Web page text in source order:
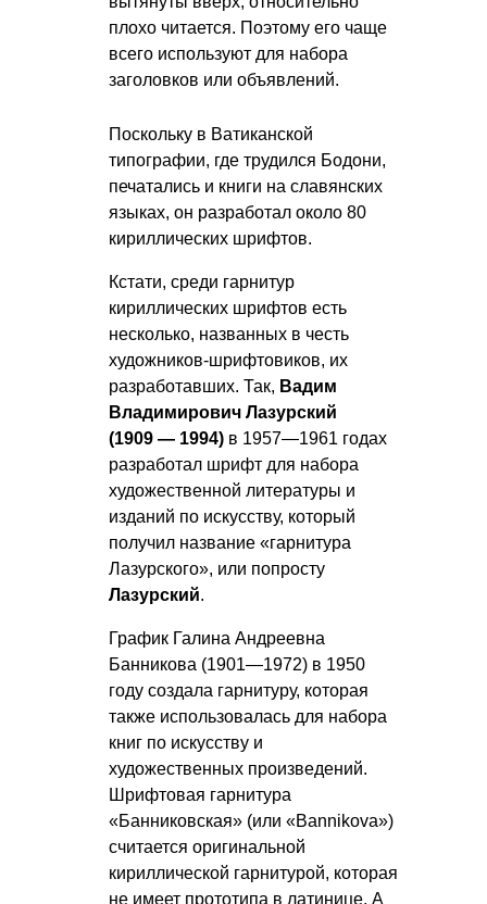
плохо читается. Поэтому его чаще
всего используют для набора
заголовков или объявлений.
Поскольку в Ватиканской
типографии, где трудился Бодони,
печатались и книги на славянских
языках, он разработал около 80
кириллических шрифтов.
Кстати, среди гарнитур
кириллических шрифтов есть
несколько, названных в честь
художников-шрифтовиков, их
разработавших. Так, Вадим
Владимирович Лазурский
(1909 — 1994) в 1957—1961 годах
разработал шрифт для набора
художественной литературы и
изданий по искусству, который
получил название «гарнитура
Лазурского», или попросту
Лазурский.
График Галина Андреевна
Банникова (1901—1972) в 1950
году создала гарнитуру, которая
также использовалась для набора
книг по искусству и
художественных произведений.
Шрифтовая гарнитура
«Банниковская» (или «Bannikova»)
считается оригинальной
кириллической гарнитурой, которая
не имеет прототипа в латинице. А